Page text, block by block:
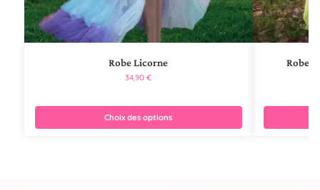
Robe Licorne
34,90€
Choix des options
Robe